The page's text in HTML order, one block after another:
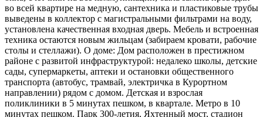
во всей квартире на медную, сантехника и пластиковые трубы
выведены в коллектор с магистральными фильтрами на воду,
установлена качественная входная дверь. Мебель и встроенная
техника остаются новым жильцам (забираем кровати, рабочие
столы и стеллажи). О доме: Дом расположен в престижном
районе с развитой инфраструктурой: недалеко школы, детские
сады, супермаркеты, аптеки и остановки общественного
транспорта (автобус, трамвай, электричка в Курортном
направлении) рядом с домом. Детская и взрослая
поликлиники в 5 минутах пешком, в квартале. Метро в 10
минутах пешком. Парк 300-летия, Яхтенный мост, стадион